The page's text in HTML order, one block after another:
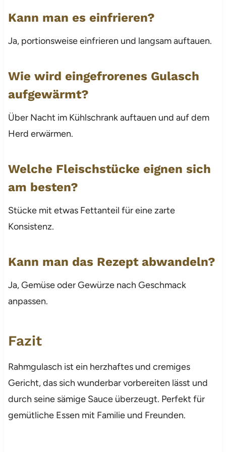
Kann man es einfrieren?
Ja, portionsweise einfrieren und langsam auftauen.
Wie wird eingefrorenes Gulasch
aufgewärmt?
Über Nacht im Kühlschrank auftauen und auf dem
Herd erwärmen.
Welche Fleischstücke eignen sich
am besten?
Stücke mit etwas Fettanteil für eine zarte
Konsistenz.
Kann man das Rezept abwandeln?
Ja, Gemüse oder Gewürze nach Geschmack
anpassen.
Fazit
Rahmgulasch ist ein herzhaftes und cremiges
Gericht, das sich wunderbar vorbereiten lässt und
durch seine sämige Sauce überzeugt. Perfekt für
gemütliche Essen mit Familie und Freunden.